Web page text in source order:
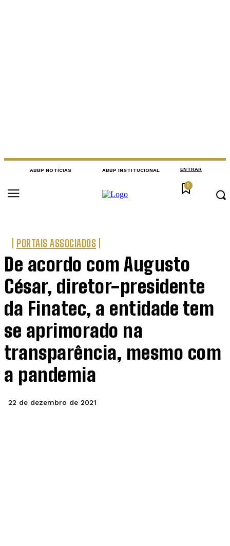
ABBP NOTÍCIAS ABBP INSTITUCIONAL ENTRAR
0
PORTAIS ASSOCIADOS
De acordo com Augusto
César, diretor-presidente
da Finatec, a entidade tem
se aprimorado na
transparência, mesmo com
a pandemia
22 de dezembro de 2021